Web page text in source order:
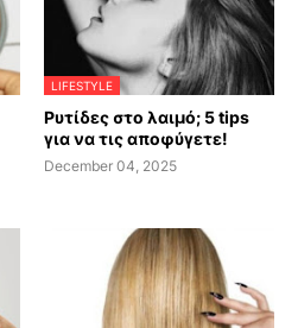
LIFESTYLE
Ρυτίδες στο λαιμό; 5 tips
για να τις αποφύγετε!
December 04, 2025